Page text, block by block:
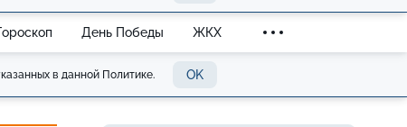
День Победы ЖКХ
в данной Политике. OK